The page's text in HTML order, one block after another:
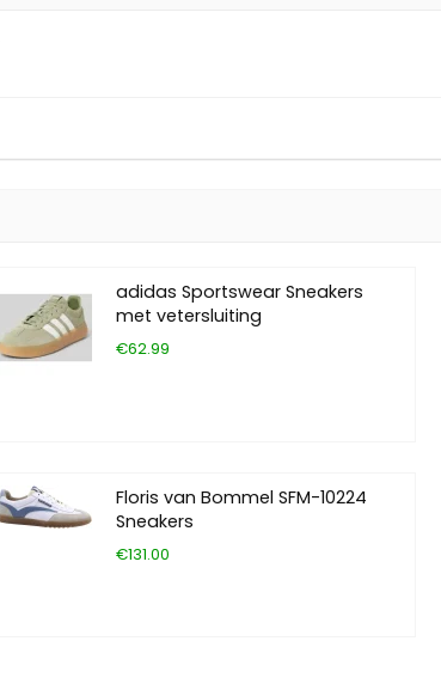
adidas Sportswear Sneakers
met vetersluiting
€62.99
Floris van Bommel SFM-10224
Sneakers
€131.00